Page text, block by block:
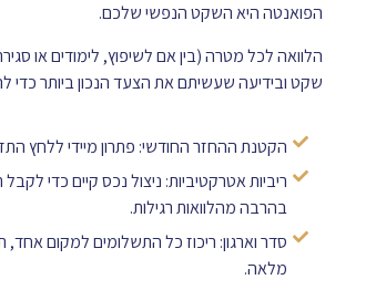
הפואנטה היא השקט הנפשי שלכם.
הלוואה לכל מטרה (בין אם לשיפוץ, לימודים או
שקט ובידיעה שעשיתם את הצעד הנכון ביותר
הקטנת ההחזר החודשי: פתרון מיידי ללחץ
ריביות אטרקטיביות: ניצול נכס קיים כדי
בהרבה מהלוואות רגילות.
סדר וארגון: ריכוז כל התשלומים למקום
מלאה.